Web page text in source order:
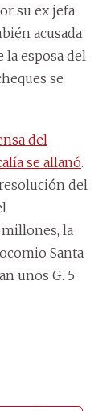
su ex jefa
acusada
esposa del
se
del
se allanó.
del
la
Santa
unos G. 5